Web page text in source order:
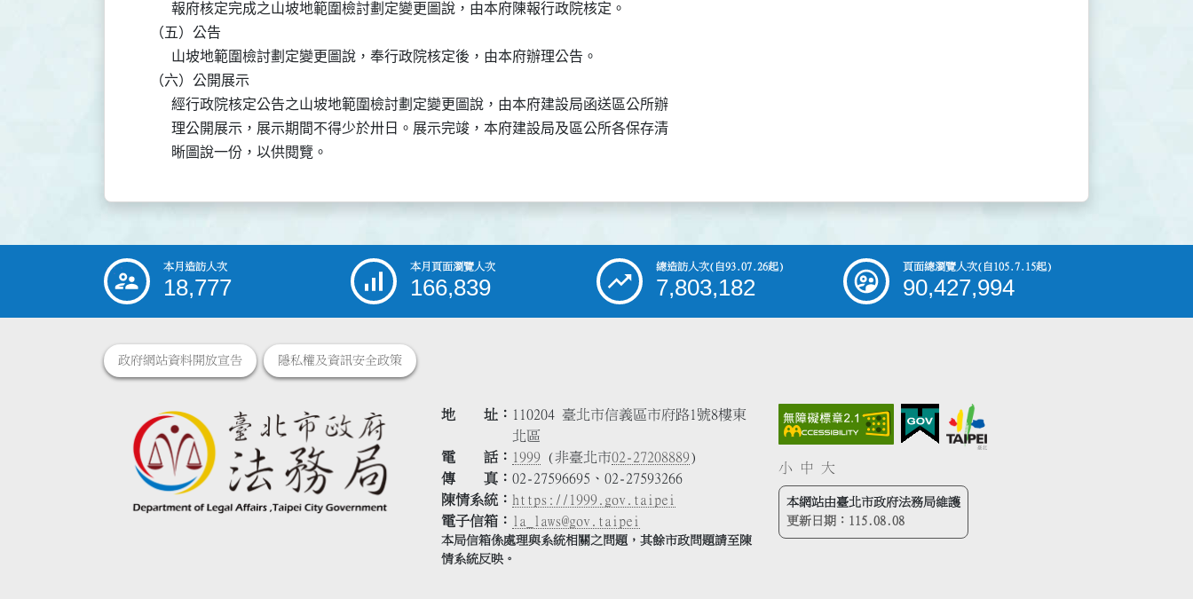
          報府核定完成之山坡地範圍檢討劃定變更圖說，由本府陳報行政院核定。
    （五）公告
          山坡地範圍檢討劃定變更圖說，奉行政院核定後，由本府辦理公告。
    （六）公開展示
          經行政院核定公告之山坡地範圍檢討劃定變更圖說，由本府建設局函送區公所辦
          理公開展示，展示期間不得少於卅日。展示完竣，本府建設局及區公所各保存清
          晰圖說一份，以供閱覽。
::: 本月造訪人次
18,777
本月頁面瀏覽人次
166,839
總造訪人次(自93.07.26起)
7,803,182
頁面總瀏覽人次(自105.7.15起)
90,427,994
政府網站資料開放宣告 隱私權及資訊安全政策
地 址
110204 臺北市信義區市府路1號8樓東
北區
電 話
1999 (非臺北市02-27208889)
傳 真
02-27596695、02-27593266
陳情系統
https://1999.gov.taipei
電子信箱
la_laws@gov.taipei
本局信箱係處理與系統相關之問題，其餘市政問題請至陳
情系統反映。
小 中 大
本網站由臺北市政府法務局維護
更新日期： 115.08.08